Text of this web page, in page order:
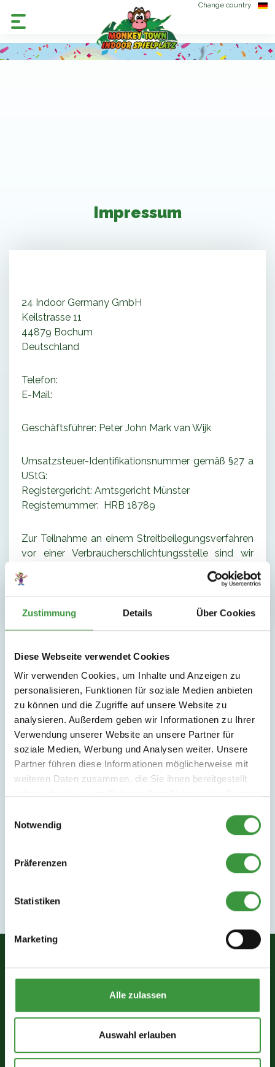
Zustimmung Details Über Cookies
Diese Webseite verwendet Cookies
Wir verwenden Cookies, um Inhalte und Anzeigen zu
personalisieren, Funktionen für soziale Medien anbieten
zu können und die Zugriffe auf unsere Website zu
analysieren. Außerdem geben wir Informationen zu Ihrer
Verwendung unserer Website an unsere Partner für
soziale Medien, Werbung und Analysen weiter. Unsere
Partner führen diese Informationen möglicherweise mit
weiteren Daten zusammen, die Sie ihnen bereitgestellt
Notwendig
Präferenzen
Statistiken
Marketing
Alle zulassen
Auswahl erlauben
Change country
Impressum
24 Indoor Germany GmbH
Keilstrasse 11
44879 Bochum
Deutschland
Telefon:
E-Mail:
Geschäftsführer: Peter John Mark van Wijk
Umsatzsteuer-Identifikationsnummer gemäß §27 a
UStG:
Registergericht: Amtsgericht Münster
Registernummer: HRB 18789
Zur Teilnahme an einem Streitbeilegungsverfahren
vor einer Verbraucherschlichtungsstelle sind wir
Monkey Town
Wir freuen uns riesig auf
euren Besuch!
Über Monkey Town
Franchise
Partner und Patenschaften
Pressemappe